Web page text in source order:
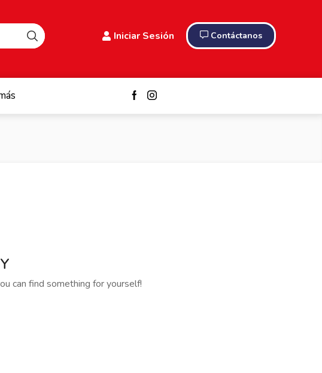
Iniciar Sesión Contáctanos
can find something for yourself!